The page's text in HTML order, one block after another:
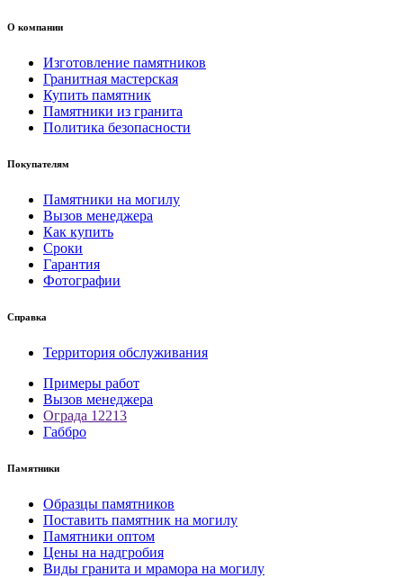
О компании
Изготовление памятников
Гранитная мастерская
Купить памятник
Памятники из гранита
Политика безопасности
Покупателям
Памятники на могилу
Вызов менеджера
Как купить
Сроки
Гарантия
Фотографии
Справка
Территория обслуживания
Примеры работ
Вызов менеджера
Ограда 12213
Габбро
Памятники
Образцы памятников
Поставить памятник на могилу
Памятники оптом
Цены на надгробия
Виды гранита и мрамора на могилу